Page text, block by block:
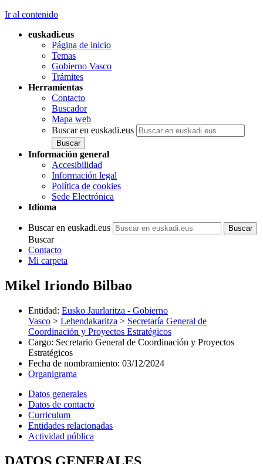
Ir al contenido
euskadi.eus
Página de inicio
Temas
Gobierno Vasco
Trámites
Herramientas
Contacto
Buscador
Mapa web
Buscar en euskadi.eus
Información general
Accesibilidad
Información legal
Política de cookies
Sede Electrónica
Idioma
Buscar en euskadi.eus
Buscar
Contacto
Mi carpeta
Mikel Iriondo Bilbao
Entidad: Eusko Jaurlaritza - Gobierno
Vasco > Lehendakaritza > Secretaría General de
Coordinación y Proyectos Estratégicos
Cargo: Secretario General de Coordinación y Proyectos
Estratégicos
Fecha de nombramiento: 03/12/2024
Organigrama
Datos generales
Datos de contacto
Curriculum
Entidades relacionadas
Actividad pública
DATOS GENERALES